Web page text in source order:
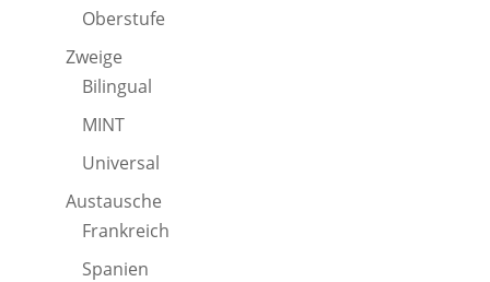
Oberstufe
Zweige
Bilingual
MINT
Universal
Austausche
Frankreich
Spanien